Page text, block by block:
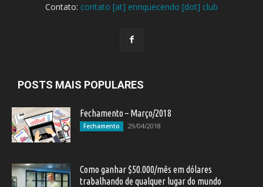
Contato: contato [at] enriquecendo [dot] club
POSTS MAIS POPULARES
Fechamento – Março/2018
Fechamento 29/04/2018
Como ganhar $50.000/mês em dólares
trabalhando de qualquer lugar do mundo